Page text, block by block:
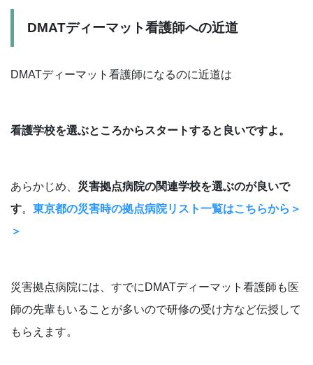
DMATディーマット看護師への近道
DMATディーマット看護師になるのに近道は
看護学校を選ぶところからスタートすると良いですよ。
あらかじめ、 災害拠点病院の関連学校を選ぶのが良いで
す。 東京都の災害時の拠点病院リスト一覧はこちらから＞
＞
災害拠点病院には、すでにDMATディーマット看護師も医
師の先輩もいることが多いので研修の受け方など伝授して
もらえます。